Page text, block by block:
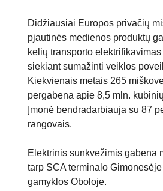
Didžiausiai Europos privačių
pjautinės medienos produktų
kelių transporto
siekiant sumažinti veiklos
Kiekvienais metais 265
pergabena apie 8,5 mln.
Įmonė bendradarbiauja su 87
rangovais.
Elektrinis sunkvežimis gabena
tarp SCA terminalo
gamyklos Oboloje.